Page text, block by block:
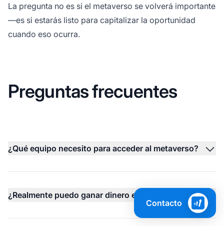
La pregunta no es si el metaverso se volverá importante
—es si estarás listo para capitalizar la oportunidad
cuando eso ocurra.
Preguntas frecuentes
¿Qué equipo necesito para acceder al metaverso?
¿Realmente puedo ganar dinero en el metaverso?
Contacto